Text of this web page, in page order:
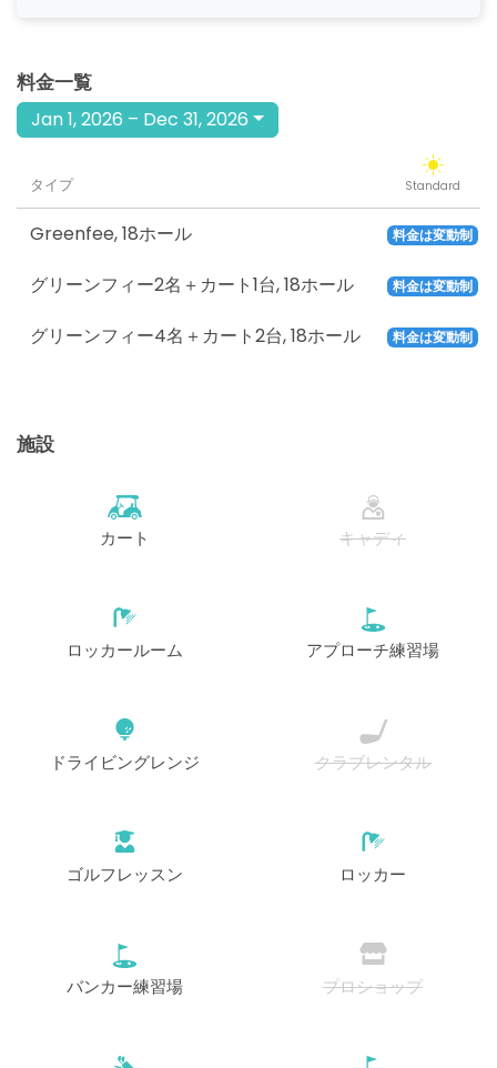
料金一覧
Jan 1, 2026 – Dec 31, 2026
タイプ Standard
Greenfee,18ホール 料金は変動制
グリーンフィー2名＋カート1台,18ホール 料金は変動制
グリーンフィー4名＋カート2台,18ホール 料金は変動制
施設
カート キャディ
ロッカールーム アプローチ練習場
ドライビングレンジ クラブレンタル
ゴルフレッスン ロッカー
バンカー練習場 プロショップ